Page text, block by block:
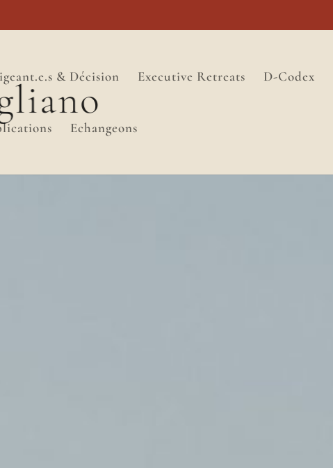
& Décision Executive Retreats D-Codex
Echangeons